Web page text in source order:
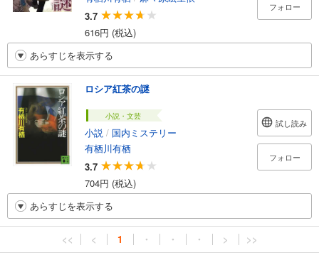
3.7
616円 (税込)
フォロー
あらすじを表示する
ロシア紅茶の謎
小説・文芸
小説 / 国内ミステリー
有栖川有栖
3.7
704円 (税込)
試し読み
フォロー
あらすじを表示する
<< < 1 ・ ・ ・ > >>